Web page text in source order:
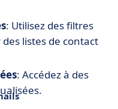
: Utilisez des filtres
listes de contact
: Accédez à des